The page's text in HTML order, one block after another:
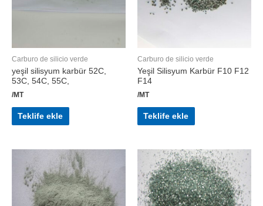
Carburo de silicio verde
yeşil silisyum karbür 52C,
53C, 54C, 55C,
/MT
Teklife ekle
Carburo de silicio verde
Yeşil Silisyum Karbür F10 F12
F14
/MT
Teklife ekle